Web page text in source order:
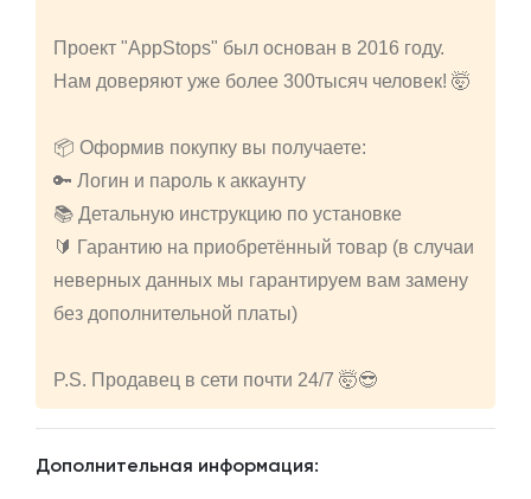
Проект "AppStops" был основан в 2016 году.
Нам доверяют уже более 300тысяч человек! 🤯
📦 Оформив покупку вы получаете:
🔑 Логин и пароль к аккаунту
📚 Детальную инструкцию по установке
🔰 Гарантию на приобретённый товар (в случаи
неверных данных мы гарантируем вам замену
без дополнительной платы)
P.S. Продавец в сети почти 24/7 🤯😎
Дополнительная информация: